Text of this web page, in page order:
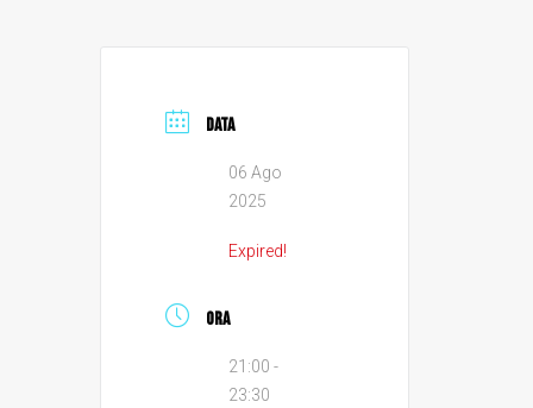
DATA
06 Ago
2025
Expired!
ORA
21:00 -
23:30